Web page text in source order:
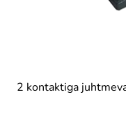
2 kontaktiga